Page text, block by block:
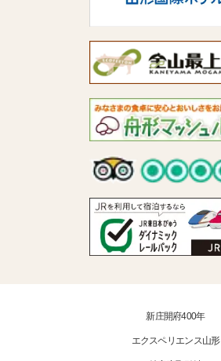
新庄開府400年
エクスペリエンス山形